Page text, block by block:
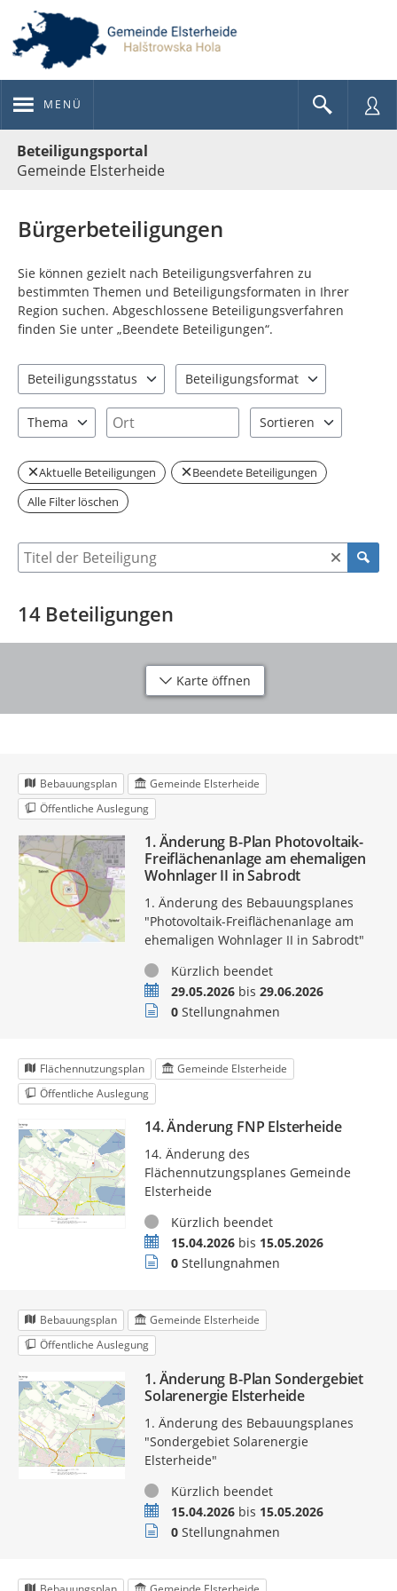
MENÜ
Beteiligungsportal
Gemeinde Elsterheide
Bürgerbeteiligungen
Sie können gezielt nach Beteiligungsverfahren zu
bestimmten Themen und Beteiligungsformaten in Ihrer
Region suchen. Abgeschlossene Beteiligungsverfahren
finden Sie unter „Beendete Beteiligungen“.
Beteiligungsstatus
Beteiligungsformat
Thema
Ort
Sortieren
Aktuelle Beteiligungen
Beendete Beteiligungen
Alle Filter löschen
Suche nach Beteiligung
14 Beteiligungen
Karte öffnen
Bebauungsplan
Gemeinde Elsterheide
Öffentliche Auslegung
1. Änderung B-Plan Photovoltaik-
Freiflächenanlage am ehemaligen
Wohnlager II in Sabrodt
1. Änderung des Bebauungsplanes
"Photovoltaik-Freiflächenanlage am
ehemaligen Wohnlager II in Sabrodt"
StatusKürzlich beendet
Zeitraum29.05.2026bis 29.06.2026
Stellungnahmen
0Stellungnahmen
Flächennutzungsplan
Gemeinde Elsterheide
Öffentliche Auslegung
14. Änderung FNP Elsterheide
14. Änderung des
Flächennutzungsplanes Gemeinde
Elsterheide
StatusKürzlich beendet
Zeitraum15.04.2026bis 15.05.2026
Stellungnahmen
0Stellungnahmen
Bebauungsplan
Gemeinde Elsterheide
Öffentliche Auslegung
1. Änderung B-Plan Sondergebiet
Solarenergie Elsterheide
1. Änderung des Bebauungsplanes
"Sondergebiet Solarenergie
Elsterheide"
StatusKürzlich beendet
Zeitraum15.04.2026bis 15.05.2026
Stellungnahmen
0Stellungnahmen